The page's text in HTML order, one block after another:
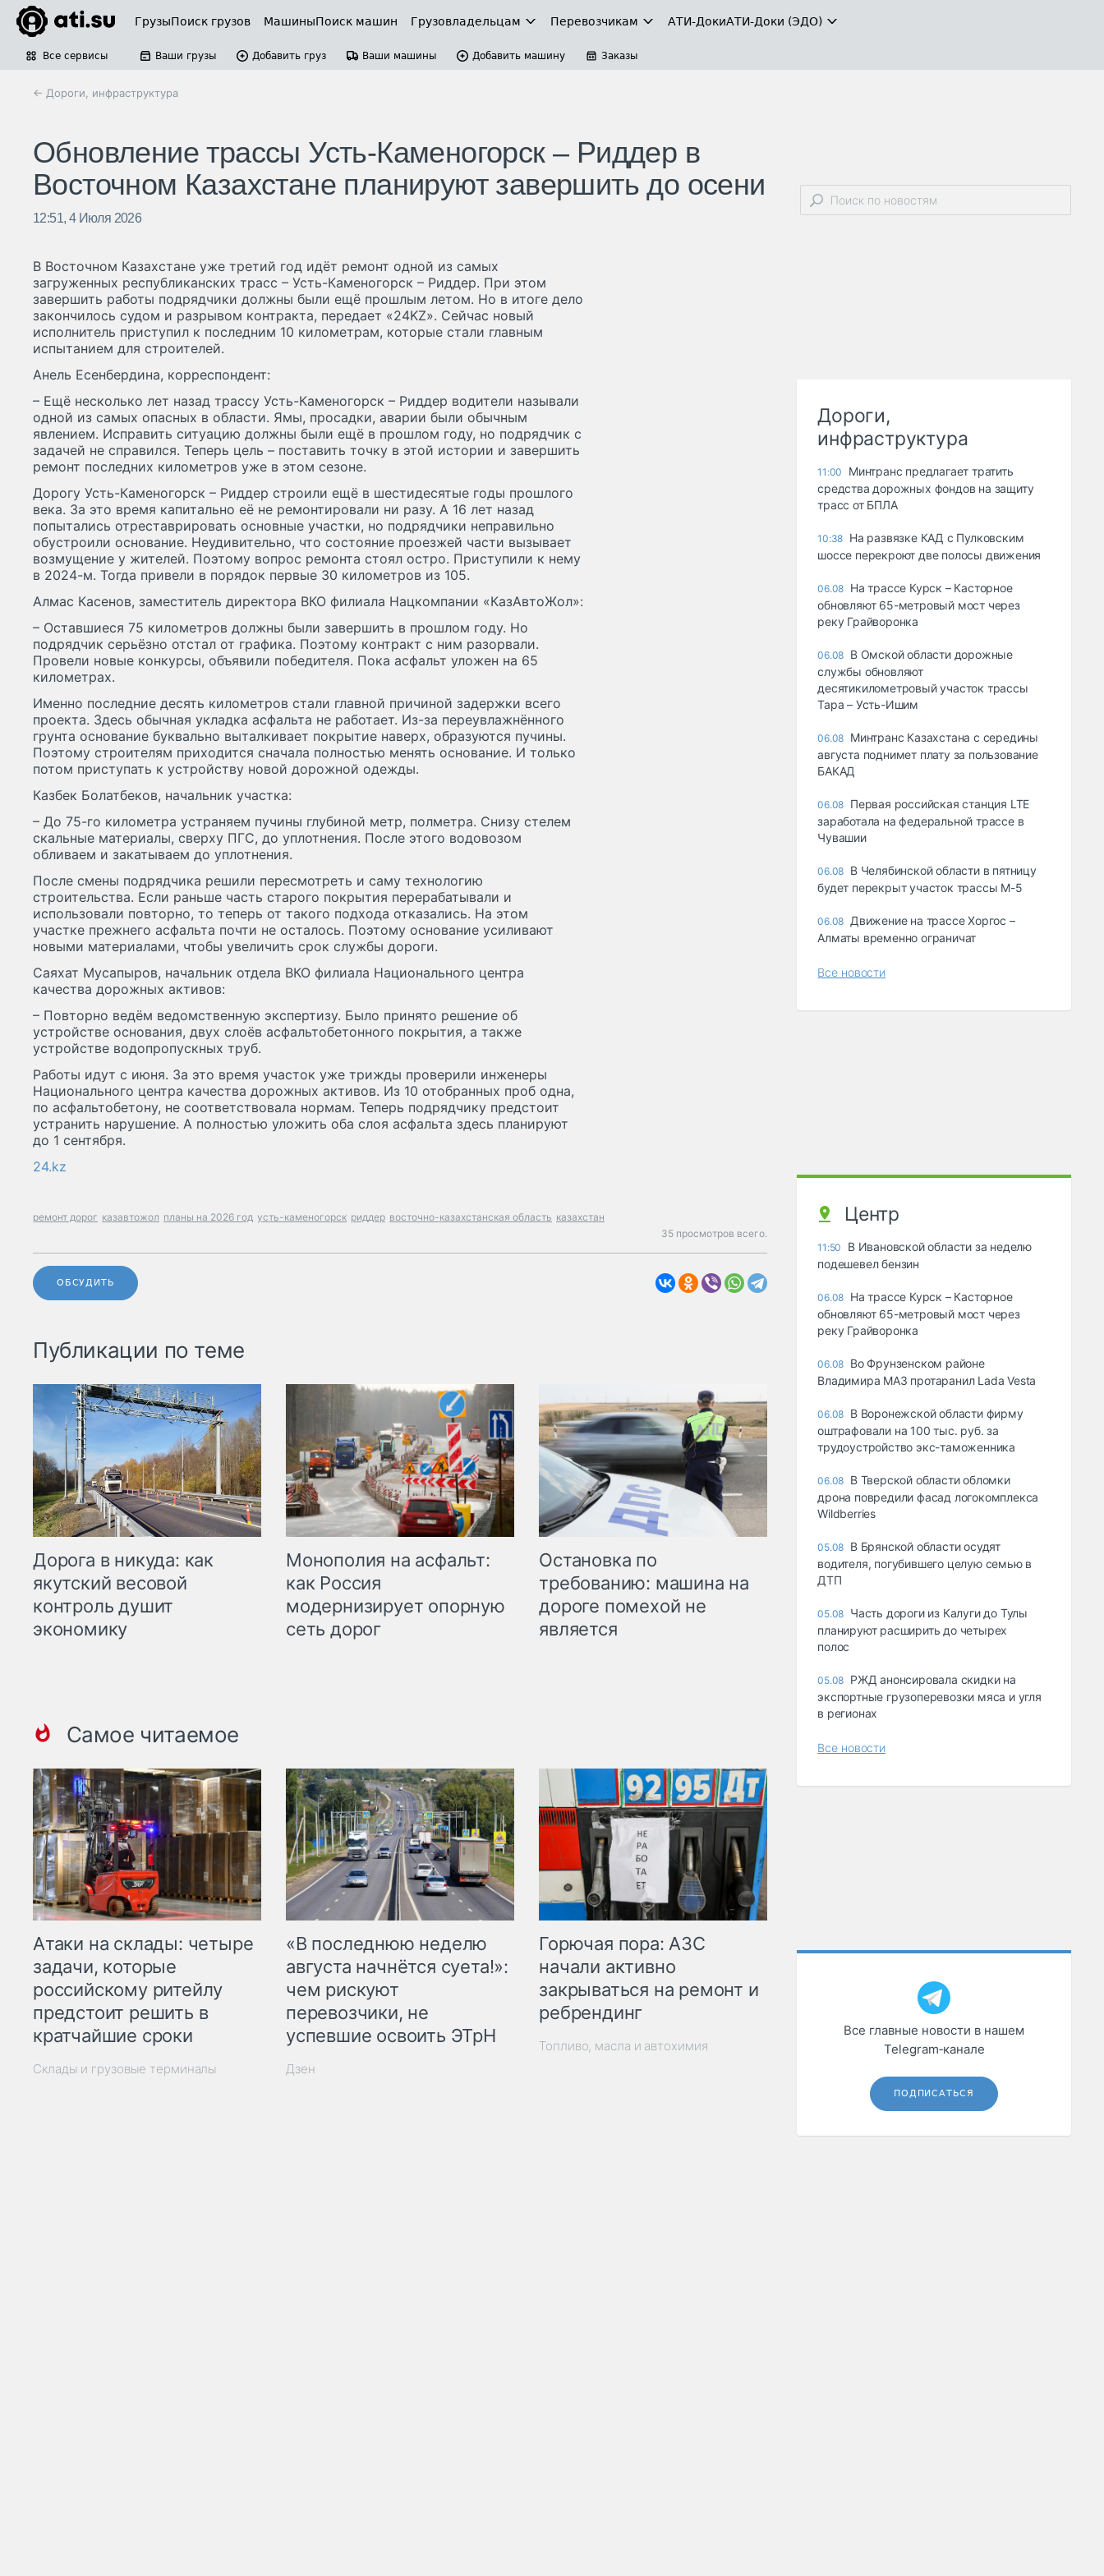
ГрузыПоиск грузов МашиныПоиск машин Грузовладельцам Перевозчикам АТИ-ДокиАТИ-Доки (ЭДО)
Все сервисы Ваши грузы Добавить груз Ваши машины Добавить машину Заказы
← Дороги, инфраструктура
Обновление трассы Усть-Каменогорск – Риддер в
Восточном Казахстане планируют завершить до осени
12:51, 4 Июля 2026
В Восточном Казахстане уже третий год идёт ремонт одной из самых
загруженных республиканских трасс – Усть-Каменогорск – Риддер. При этом
завершить работы подрядчики должны были ещё прошлым летом. Но в итоге дело
закончилось судом и разрывом контракта, передает «24KZ». Сейчас новый
исполнитель приступил к последним 10 километрам, которые стали главным
испытанием для строителей.
Анель Есенбердина, корреспондент:
– Ещё несколько лет назад трассу Усть-Каменогорск – Риддер водители называли
одной из самых опасных в области. Ямы, просадки, аварии были обычным
явлением. Исправить ситуацию должны были ещё в прошлом году, но подрядчик с
задачей не справился. Теперь цель – поставить точку в этой истории и завершить
ремонт последних километров уже в этом сезоне.
Дорогу Усть-Каменогорск – Риддер строили ещё в шестидесятые годы прошлого
века. За это время капитально её не ремонтировали ни разу. А 16 лет назад
попытались отреставрировать основные участки, но подрядчики неправильно
обустроили основание. Неудивительно, что состояние проезжей части вызывает
возмущение у жителей. Поэтому вопрос ремонта стоял остро. Приступили к нему
в 2024-м. Тогда привели в порядок первые 30 километров из 105.
Алмас Касенов, заместитель директора ВКО филиала Нацкомпании «КазАвтоЖол»:
– Оставшиеся 75 километров должны были завершить в прошлом году. Но
подрядчик серьёзно отстал от графика. Поэтому контракт с ним разорвали.
Провели новые конкурсы, объявили победителя. Пока асфальт уложен на 65
километрах.
Именно последние десять километров стали главной причиной задержки всего
проекта. Здесь обычная укладка асфальта не работает. Из-за переувлажнённого
грунта основание буквально выталкивает покрытие наверх, образуются пучины.
Поэтому строителям приходится сначала полностью менять основание. И только
потом приступать к устройству новой дорожной одежды.
Казбек Болатбеков, начальник участка:
– До 75-го километра устраняем пучины глубиной метр, полметра. Снизу стелем
скальные материалы, сверху ПГС, до уплотнения. После этого водовозом
обливаем и закатываем до уплотнения.
После смены подрядчика решили пересмотреть и саму технологию
строительства. Если раньше часть старого покрытия перерабатывали и
использовали повторно, то теперь от такого подхода отказались. На этом
участке прежнего асфальта почти не осталось. Поэтому основание усиливают
новыми материалами, чтобы увеличить срок службы дороги.
Саяхат Мусапыров, начальник отдела ВКО филиала Национального центра
качества дорожных активов:
– Повторно ведём ведомственную экспертизу. Было принято решение об
устройстве основания, двух слоёв асфальтобетонного покрытия, а также
устройстве водопропускных труб.
Работы идут с июня. За это время участок уже трижды проверили инженеры
Национального центра качества дорожных активов. Из 10 отобранных проб одна,
по асфальтобетону, не соответствовала нормам. Теперь подрядчику предстоит
устранить нарушение. А полностью уложить оба слоя асфальта здесь планируют
до 1 сентября.
24.kz
ремонт дорог казавтожол планы на 2026 год усть-каменогорск риддер восточно-казахстанская область казахстан
35 просмотров всего.
ОБСУДИТЬ
Публикации по теме
Дорога в никуда: как
якутский весовой
контроль душит
экономику
Монополия на асфальт:
как Россия
модернизирует опорную
сеть дорог
Остановка по
требованию: машина на
дороге помехой не
является
Самое читаемое
Атаки на склады: четыре
задачи, которые
российскому ритейлу
предстоит решить в
кратчайшие сроки
Склады и грузовые терминалы
«В последнюю неделю
августа начнётся суета!»:
чем рискуют
перевозчики, не
успевшие освоить ЭТрН
Дзен
Горючая пора: АЗС
начали активно
закрываться на ремонт и
ребрендинг
Топливо, масла и автохимия
Дороги,
инфраструктура
11:00
Минтранс предлагает тратить
средства дорожных фондов на защиту
трасс от БПЛА
10:38 На развязке КАД с Пулковским
шоссе перекроют две полосы движения
06.08 На трассе Курск – Касторное
обновляют 65-метровый мост через
реку Грайворонка
06.08 В Омской области дорожные
службы обновляют
десятикилометровый участок трассы
Тара – Усть-Ишим
06.08 Минтранс Казахстана с середины
августа поднимет плату за пользование
БАКАД
06.08 Первая российская станция LTE
заработала на федеральной трассе в
Чувашии
06.08 В Челябинской области в пятницу
будет перекрыт участок трассы М-5
06.08 Движение на трассе Хоргос –
Алматы временно ограничат
Все новости
Центр
11:50
В Ивановской области за неделю
подешевел бензин
06.08 На трассе Курск – Касторное
обновляют 65-метровый мост через
реку Грайворонка
06.08 Во Фрунзенском районе
Владимира МАЗ протаранил Lada Vesta
06.08 В Воронежской области фирму
оштрафовали на 100 тыс. руб. за
трудоустройство экс-таможенника
06.08 В Тверской области обломки
дрона повредили фасад логокомплекса
Wildberries
05.08 В Брянской области осудят
водителя, погубившего целую семью в
ДТП
05.08 Часть дороги из Калуги до Тулы
планируют расширить до четырех
полос
05.08 РЖД анонсировала скидки на
экспортные грузоперевозки мяса и угля
в регионах
Все новости
Все главные новости в нашем
Telegram‑канале
ПОДПИСАТЬСЯ